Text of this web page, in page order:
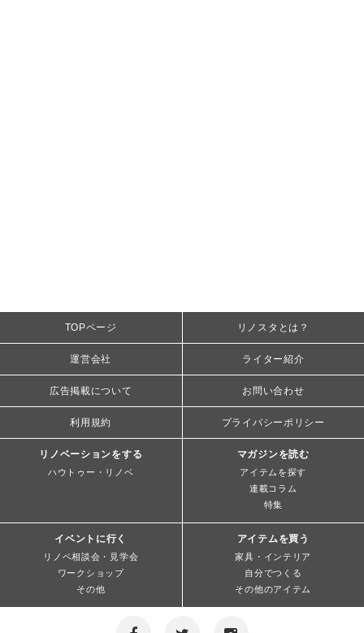
TOPページ リノスタとは？
運営会社 ライター紹介
広告掲載について お問い合わせ
利用規約 プライバシーポリシー
リノベーションをする
ハウトゥー・リノベ
マガジンを読む
アイテムを探す
連載コラム
特集
イベントに行く
リノベ相談会・見学会
ワークショップ
その他
アイテムを買う
家具・インテリア
自分でつくる
その他のアイテム